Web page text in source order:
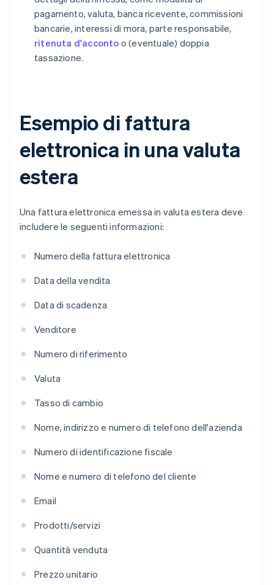
pagamento, valuta, banca ricevente, commissioni
bancarie, interessi di mora, parte responsabile,
ritenuta d'acconto o (eventuale) doppia
tassazione.
Esempio di fattura
elettronica in una valuta
estera
Una fattura elettronica emessa in valuta estera deve
includere le seguenti informazioni:
Numero della fattura elettronica
Data della vendita
Data di scadenza
Venditore
Numero di riferimento
Valuta
Tasso di cambio
Nome, indirizzo e numero di telefono dell'azienda
Numero di identificazione fiscale
Nome e numero di telefono del cliente
Email
Prodotti/servizi
Quantità venduta
Prezzo unitario